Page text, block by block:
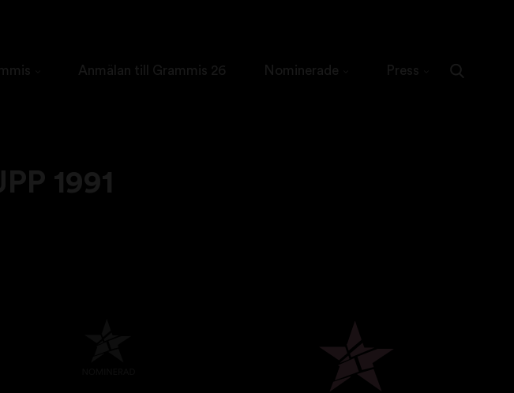
Anmälan till Grammis 26 Nominerade Press
1991